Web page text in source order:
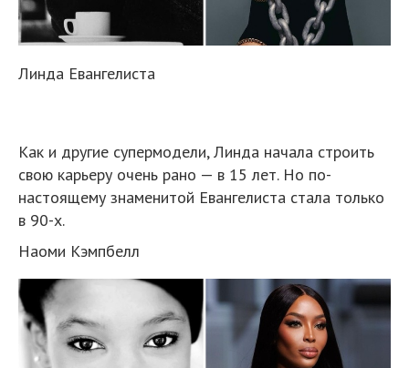
Линда Евангелиста
Как и другие супермодели, Линда начала строить
свою карьеру очень рано — в 15 лет. Но по-
настоящему знаменитой Евангелиста стала только
в 90-х.
Наоми Кэмпбелл